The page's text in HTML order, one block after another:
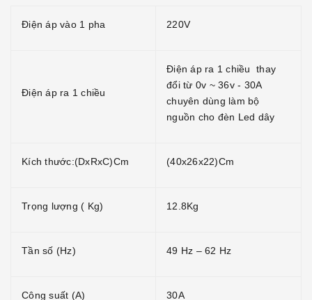
Điện áp vào 1 pha 220V
Điện áp ra 1 chiều
Điện áp ra 1 chiều thay
đổi từ 0v ~ 36v - 30A
chuyên dùng làm bộ
nguồn cho đèn Led dây
Kích thước:(DxRxC)Cm (40x26x22)Cm
Trọng lượng ( Kg) 12.8Kg
Tần số (Hz) 49 Hz – 62 Hz
Công suất (A) 30A